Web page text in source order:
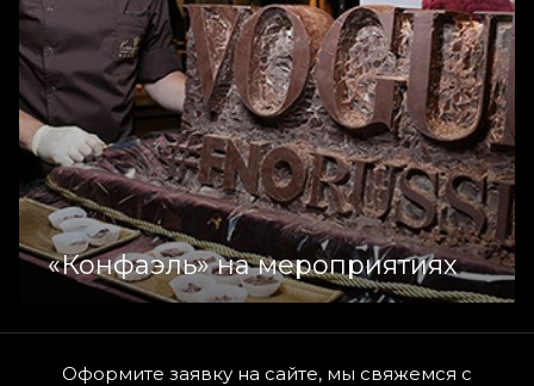
«Конфаэль» на мероприятиях
Оформите заявку на сайте, мы свяжемся с